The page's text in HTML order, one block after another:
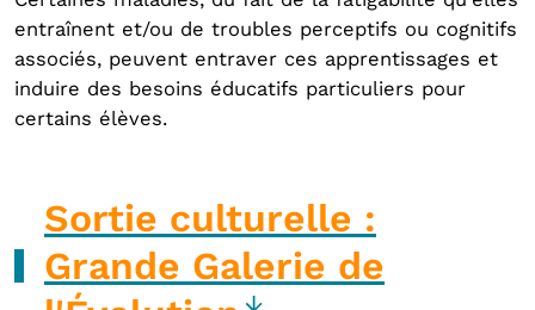
entraînent et/ou de troubles perceptifs ou cognitifs
associés, peuvent entraver ces apprentissages et
induire des besoins éducatifs particuliers pour
certains élèves.
Sortie culturelle :
Grande Galerie de